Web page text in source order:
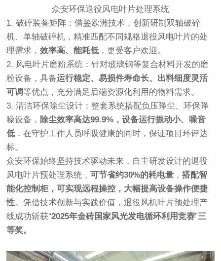
众安环保退役风电叶片处理系统
1. 破碎装备矩阵：借鉴欧洲技术，创新研制双轴破碎
机、单轴破碎机，精准匹配不同规格退役风电叶片的处
理需求，效率高、能耗低 ，更受客户欢迎。
2. 风电叶片磨粉系统：针对玻璃钢等复合材料开发的磨
粉设备，具备运行稳定、易损件寿命长、出料细度灵活
可调等优点，充分满足后端资源化利用的物料需求。
3. 清洁环保除尘设计：整套系统搭配负压降尘、环保降
噪设备， 除尘效率高达99.9%，设备运行振动小、噪音
低 ，在守护工作人员呼吸健康的同时，保证项目环评达
标。
众安环保始终坚持技术驱动未来，自主研发设计的退役
风电叶片预处理系统，可节省约30%的耗电量 ，搭配智
能化控制柜，可实现远程操控，大幅提高设备操作便捷
性。凭借技术创新与实践价值，退役风机叶片预处理产
线成功斩获“2025年金砖国家风光发电循环利用竞赛”三
等奖。